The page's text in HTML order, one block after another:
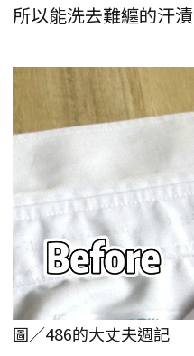
所以能洗去難纏的汗
圖／486的大丈夫週記